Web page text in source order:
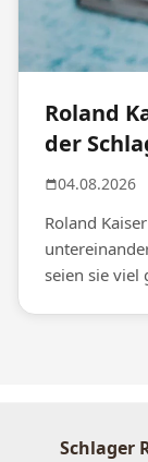
Roland
der
04.08.2026
Roland
seien sie viel
Schlager